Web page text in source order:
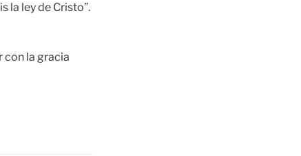
la ley de Cristo”.
con la gracia